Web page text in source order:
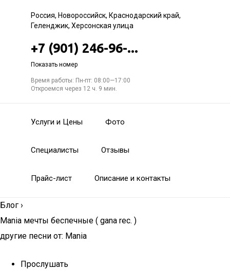
Россия, Новороссийск, Краснодарский край,
Геленджик, Херсонская улица
+7 (901) 246-96-...
Показать номер
Время работы: Пн-пт: 08:00—17:00
Откроемся через 12 ч. 9 мин.
Услуги и Цены Фото
Специалисты Отзывы
Прайс-лист Описание и контакты
Блог ›
Mania мечты беспечные ( gana rec. )
другие песни от: Mania
Прослушать